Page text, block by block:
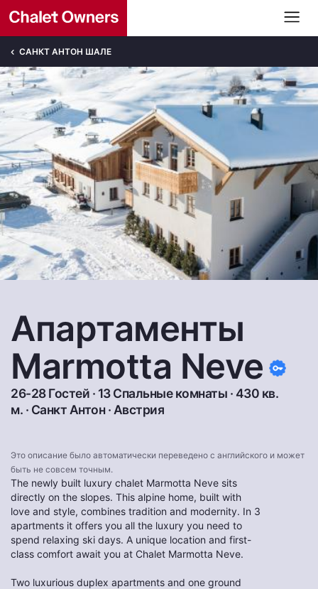
САНКТ АНТОН ШАЛЕ
Апартаменты
Marmotta Neve
26-28 Гостей · 13 Спальные комнаты · 430 кв.
м. · Санкт Антон· Австрия
Это описание было автоматически переведено с английского и может
быть не совсем точным.
The newly built luxury chalet Marmotta Neve sits
directly on the slopes. This alpine home, built with
love and style, combines tradition and modernity. In 3
apartments it offers you all the luxury you need to
spend relaxing ski days. A unique location and first-
class comfort await you at Chalet Marmotta Neve.
Two luxurious duplex apartments and one ground